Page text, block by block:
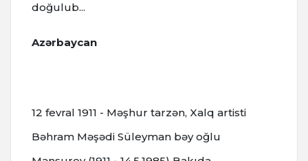
doğulub...
Azərbaycan
12 fevral 1911 - Məşhur tarzən, Xalq artisti
Bəhram Məşədi Süleyman bəy oğlu